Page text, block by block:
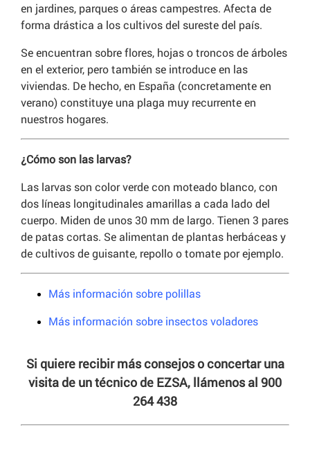
en jardines, parques o áreas campestres. Afecta de
forma drástica a los cultivos del sureste del país.
Se encuentran sobre flores, hojas o troncos de árboles
en el exterior, pero también se introduce en las
viviendas. De hecho, en España (concretamente en
verano) constituye una plaga muy recurrente en
nuestros hogares.
¿Cómo son las larvas?
Las larvas son color verde con moteado blanco, con
dos líneas longitudinales amarillas a cada lado del
cuerpo. Miden de unos 30 mm de largo. Tienen 3 pares
de patas cortas. Se alimentan de plantas herbáceas y
de cultivos de guisante, repollo o tomate por ejemplo.
Más información sobre polillas
Más información sobre insectos voladores
Si quiere recibir más consejos o concertar una
visita de un técnico de EZSA, llámenos al 900
264 438